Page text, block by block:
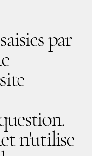
par
n'utilise